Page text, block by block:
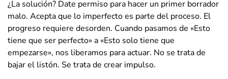
¿La solución? Date permiso para hacer un primer borrador
malo. Acepta que lo imperfecto es parte del proceso. El
progreso requiere desorden. Cuando pasamos de «Esto
tiene que ser perfecto» a «Esto solo tiene que
empezarse», nos liberamos para actuar. No se trata de
bajar el listón. Se trata de crear impulso.